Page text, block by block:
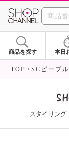
商品を探す 本日
TOP SCピープル
スタイリング